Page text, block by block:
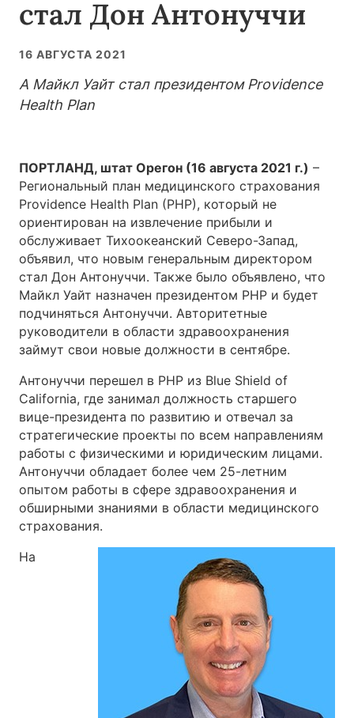
стал Дон Антонуччи
16 АВГУСТА 2021
А Майкл Уайт стал президентом Providence
Health Plan
ПОРТЛАНД, штат Орегон (16 августа 2021 г.) –
Региональный план медицинского страхования
Providence Health Plan (PHP), который не
ориентирован на извлечение прибыли и
обслуживает Тихоокеанский Северо-Запад,
объявил, что новым генеральным директором
стал Дон Антонуччи. Также было объявлено, что
Майкл Уайт назначен президентом PHP и будет
подчиняться Антонуччи. Авторитетные
руководители в области здравоохранения
займут свои новые должности в сентябре.
Антонуччи перешел в PHP из Blue Shield of
California, где занимал должность старшего
вице-президента по развитию и отвечал за
стратегические проекты по всем направлениям
работы с физическими и юридическим лицами.
Антонуччи обладает более чем 25-летним
опытом работы в сфере здравоохранения и
обширными знаниями в области медицинского
страхования.
На